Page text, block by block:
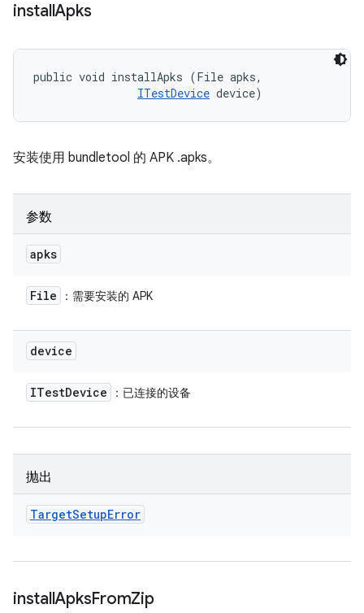
installApks
public void installApks (File apks,
ITestDevice device)
安装使用 bundletool 的 APK .apks。
参数
apks
File ：需要安装的 APK
device
ITestDevice ：已连接的设备
抛出
TargetSetupError
installApksFromZip